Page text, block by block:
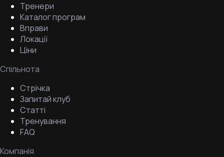
Тренери
Каталог програм
Вправи
Локації
Ціни
Спільнота
Стрічка
Запитай клуб
Статті
Тренування
FAQ
Компанія